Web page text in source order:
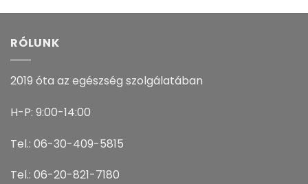
RÓLUNK
2019 óta az egészség szolgálatában
H-P: 9:00-14:00
Tel.: 06-30-409-5815
Tel.: 06-20-821-7180